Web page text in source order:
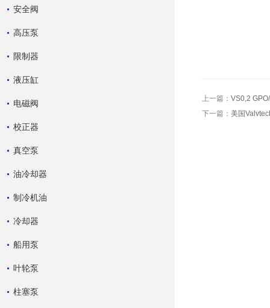
安全阀
高压泵
限制器
液压缸
电磁阀
校正器
真空泵
油冷却器
制冷机油
冷却器
船用泵
叶轮泵
柱塞泵
上一篇： VS0,2
下一篇： 美国